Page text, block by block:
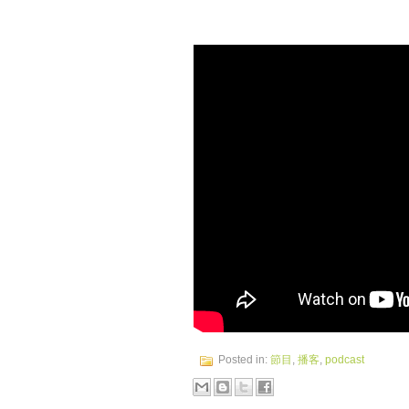
Posted in: 節目 , 播客, podcast